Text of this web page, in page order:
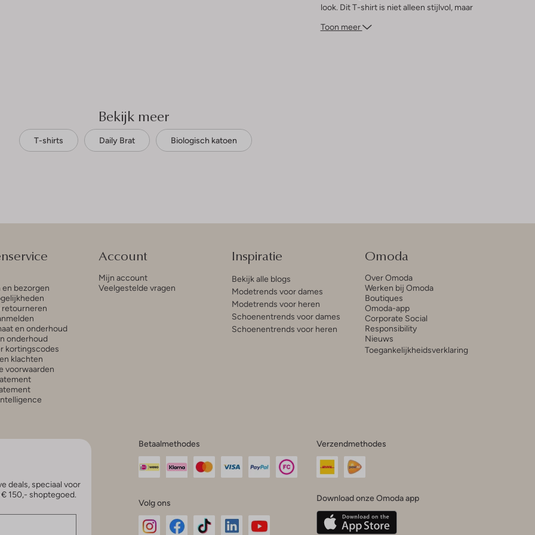
look. Dit T-shirt is niet alleen stijlvol, maar
wordt voor elke jonge avonturier. Laat je
Toon meer
Bekijk meer
T-shirts Daily Brat Biologisch katoen
en bezorgen
retourneren
en onderhoud
onderhoud
kortingscodes
klachten
voorwaarden
Account
Mijn account
Veelgestelde vragen
Inspiratie
Bekijk alle blogs
Modetrends voor dames
Modetrends voor heren
Schoenentrends voor dames
Schoenentrends voor heren
Omoda
Over Omoda
Werken bij Omoda
Boutiques
Omoda-app
Corporate Social
Responsibility
Nieuws
Toegankelijkheidsverklaring
deals, speciaal voor
150,- shoptegoed.
Betaalmethodes
Volg ons
Verzendmethodes
Download onze Omoda app